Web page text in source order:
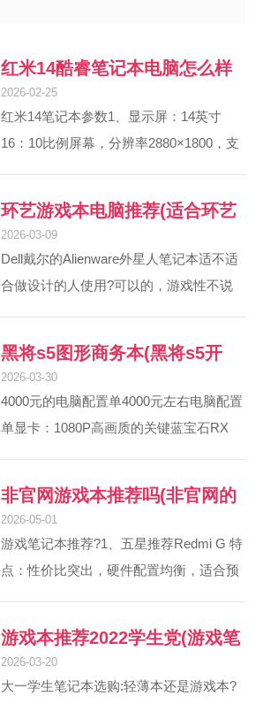
红米14酷睿笔记本电脑怎么样
2026-02-25
红米14笔记本参数1、显示屏：14英寸
16：10比例屏幕，分辨率2880×1800，支
通过德国莱茵TÜ；V硬件级低蓝光、无频
闪认证及Eyesafe 0认证，兼顾视觉体验与
护眼需求。2、总结红米Book 14 2023款
环艺游戏本电脑推荐(适合环艺
2026-03-09
Dell戴尔的Alienware外星人笔记本适不适
合做设计的人使用?可以的，游戏性不说
设计，就是CPU和内存要高点，所以能弄
个17或者18的就OK了 1，戴尔外星人笔记
本配备性能卓绝的显卡，堪称功能强大的
简单设计，比如ps、flash、还有一些平...
黑将s5图形商务本(黑将s5开
2026-03-30
4000元的电脑配置单4000元左右电脑配置
单显卡：1080P高画质的关键蓝宝石RX
帧率；后者凭借DLSS和更低功耗，更适
合需要CUDA加速的专业场景。若仅需过
渡，二手GTX 1060 6G仍能应对基础需
5600 + ...
非官网游戏本推荐吗(非官网的
2026-05-01
游戏笔记本推荐?1、五星推荐Redmi G 特
点：性价比突出，硬件配置均衡，适合预
充足建议考虑更高档次机型。联想
R7000/Y7000 2021 低配版 特点：R7000
游戏本推荐2022学生党(游戏笔
2026-03-20
大一学生笔记本选购:轻薄本还是游戏本?